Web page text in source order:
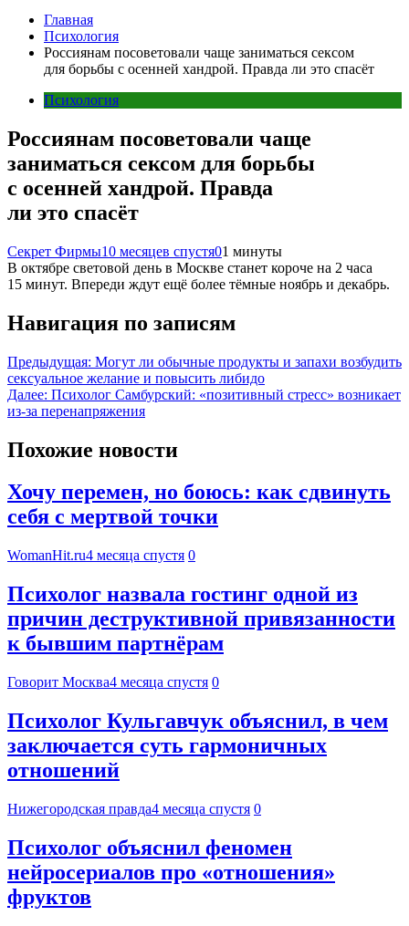
Главная
Психология
Россиянам посоветовали чаще заниматься сексом
для борьбы с осенней хандрой. Правда ли это спасёт
Психология
Россиянам посоветовали чаще
заниматься сексом для борьбы
с осенней хандрой. Правда
ли это спасёт
Секрет Фирмы10 месяцев спустя01 минуты
В октябре световой день в Москве станет короче на 2 часа
15 минут. Впереди ждут ещё более тёмные ноябрь и декабрь.
Навигация по записям
Предыдущая: Могут ли обычные продукты и запахи возбудить
сексуальное желание и повысить либидо
Далее: Психолог Самбурский: «позитивный стресс» возникает
из-за перенапряжения
Похожие новости
Хочу перемен, но боюсь: как сдвинуть
себя с мертвой точки
WomanHit.ru4 месяца спустя 0
Психолог назвала гостинг одной из
причин деструктивной привязанности
к бывшим партнёрам
Говорит Москва4 месяца спустя 0
Психолог Кульгавчук объяснил, в чем
заключается суть гармоничных
отношений
Нижегородская правда4 месяца спустя 0
Психолог объяснил феномен
нейросериалов про «отношения»
фруктов